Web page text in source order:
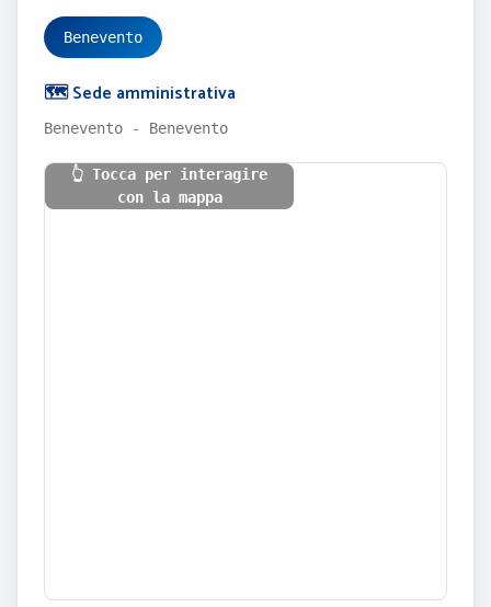
Benevento
🗺️ Sede amministrativa
Benevento - Benevento
👆 Tocca per interagire
con la mappa